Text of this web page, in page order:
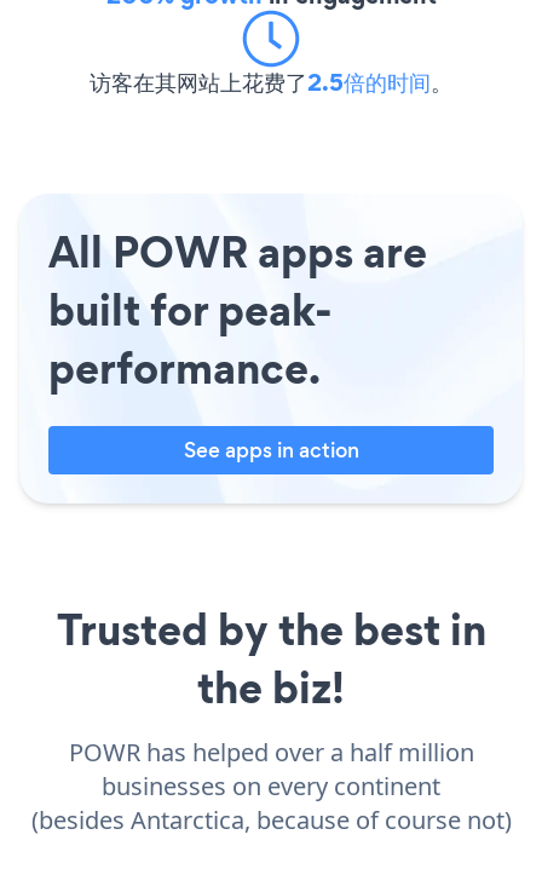
访客在其网站上花费了2.5倍的时间。
All POWR apps are
built for peak-
performance.
See apps in action
Trusted by the best in
the biz!
POWR has helped over a half million
businesses on every continent
(besides Antarctica, because of course not)